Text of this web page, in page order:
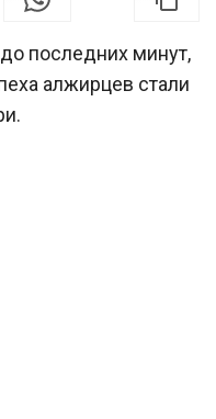
последних минут,
алжирцев стали